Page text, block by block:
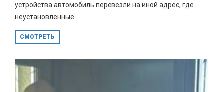
устройства автомобиль перевезли на иной адрес, где
неустановленные...
СМОТРЕТЬ